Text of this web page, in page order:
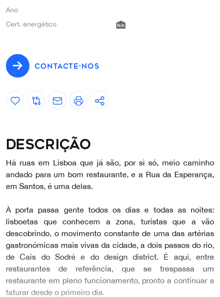
Ano
Cert. energético
CONTACTE-NOS
Descrição
Há ruas em Lisboa que já são, por si só, meio caminho
andado para um bom restaurante, e a Rua da Esperança,
em Santos, é uma delas.
À porta passa gente todos os dias e todas as noites:
lisboetas que conhecem a zona, turistas que a vão
descobrindo, o movimento constante de uma das artérias
gastronómicas mais vivas da cidade, a dois passos do rio,
de Cais do Sodré e do design district. É aqui, entre
restaurantes de referência, que se trespassa um
restaurante em pleno funcionamento, pronto a continuar a
faturar desde o primeiro dia.